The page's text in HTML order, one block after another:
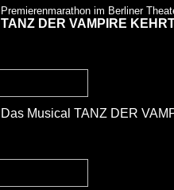
Premierenmarathon im Berliner
TANZ DER VAMPIRE
Das Musical TANZ DER